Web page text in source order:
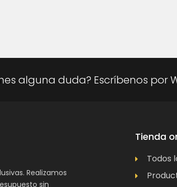
alguna duda? Escríbenos por
Realizamos
sin
Tienda
Todos